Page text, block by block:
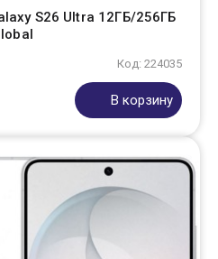
S26 Ultra 12ГБ/256ГБ
Код: 224035
В корзину